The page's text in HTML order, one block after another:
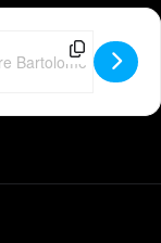
- Peter Wackel LIVE
Address - ES -